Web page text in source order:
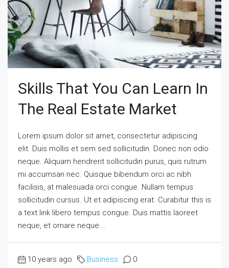
Skills That You Can Learn In
The Real Estate Market
Lorem ipsum dolor sit amet, consectetur adipiscing
elit. Duis mollis et sem sed sollicitudin. Donec non odio
neque. Aliquam hendrerit sollicitudin purus, quis rutrum
mi accumsan nec. Quisque bibendum orci ac nibh
facilisis, at malesuada orci congue. Nullam tempus
sollicitudin cursus. Ut et adipiscing erat. Curabitur this is
a text link libero tempus congue. Duis mattis laoreet
neque, et ornare neque...
10 years ago Business 0